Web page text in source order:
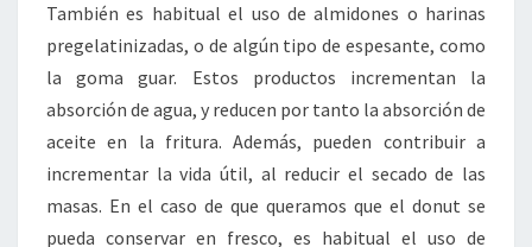
También es habitual el uso de almidones o harinas
pregelatinizadas, o de algún tipo de espesante, como
la goma guar. Estos productos incrementan la
absorción de agua, y reducen por tanto la absorción de
aceite en la fritura. Además, pueden contribuir a
incrementar la vida útil, al reducir el secado de las
masas. En el caso de que queramos que el donut se
pueda conservar en fresco, es habitual el uso de